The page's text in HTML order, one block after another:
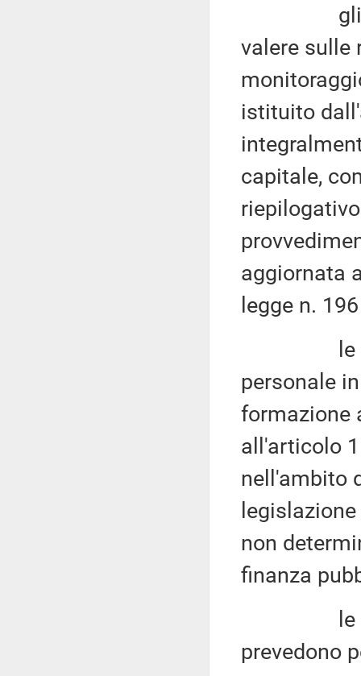
gli
valere sulle
istituito
capitale,
aggiornata
legge n.
le
personale
formazione
all'articolo
nell'ambito
non
finanza
le
prevedono